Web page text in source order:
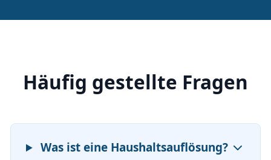
Häufig gestellte Fragen
Was ist eine Haushaltsauflösung?